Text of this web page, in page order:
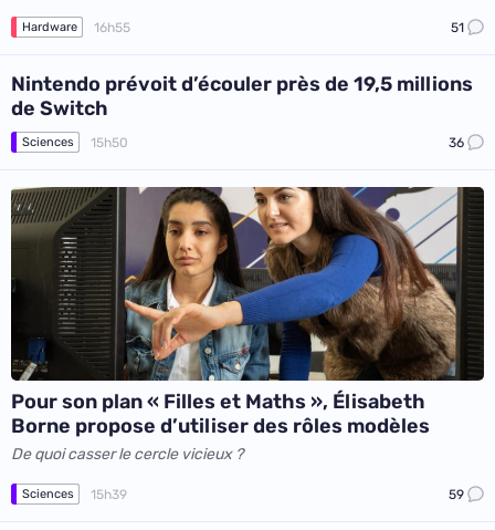
Hardware 16h55 51
Nintendo prévoit d’écouler près de 19,5 millions
de Switch
Sciences 15h50 36
Pour son plan « Filles et Maths », Élisabeth
Borne propose d’utiliser des rôles modèles
De quoi casser le cercle vicieux ?
Sciences 15h39 59